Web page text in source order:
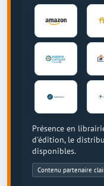
Présence en
d'édition, le
disponibles.
Contenu partenaire